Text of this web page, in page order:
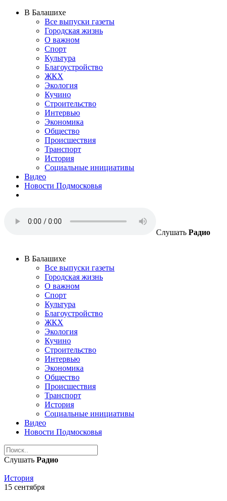
В Балашихе
Все выпуски газеты
Городская жизнь
О важном
Спорт
Культура
Благоустройство
ЖКХ
Экология
Кучино
Строительство
Интервью
Экономика
Общество
Происшествия
Транспорт
История
Социальные инициативы
Видео
Новости Подмосковья
Слушать Радио
В Балашихе
Все выпуски газеты
Городская жизнь
О важном
Спорт
Культура
Благоустройство
ЖКХ
Экология
Кучино
Строительство
Интервью
Экономика
Общество
Происшествия
Транспорт
История
Социальные инициативы
Видео
Новости Подмосковья
Слушать Радио
История
15 сентября